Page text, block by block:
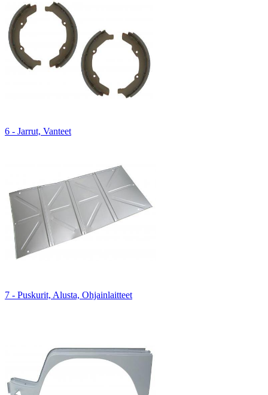
6 - Jarrut, Vanteet
7 - Puskurit, Alusta, Ohjainlaitteet